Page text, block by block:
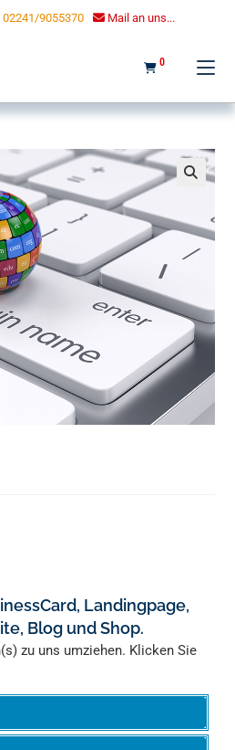
LOHMANN MARKETING
02241/9055370 Mail an uns...
0
Landingpage,
Blog und Shop.
zu uns umziehen. Klicken Sie